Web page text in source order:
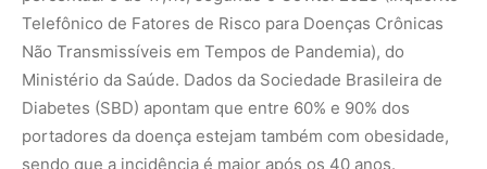
instalada. Hoje temos elementos e estudos científicos
que contribuem para uma medicina preventiva. Estamos
com uma bomba-relógio para as próximas gerações caso
não haja avanço nesse tipo de prevenção”, avalia a
fisiologista Kátia De Angelis, professora da Universidade
Federal de São Paulo (Unifesp) e autora correspondente